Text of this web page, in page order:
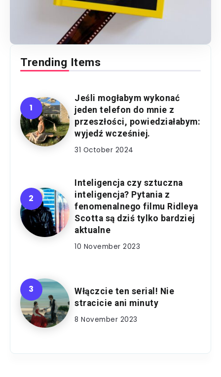
Trending Items
Jeśli mogłabym wykonać
jeden telefon do mnie z
przeszłości, powiedziałabym:
wyjedź wcześniej.
31 October 2024
Inteligencja czy sztuczna
inteligencja? Pytania z
fenomenalnego filmu Ridleya
Scotta są dziś tylko bardziej
aktualne
10 November 2023
Włączcie ten serial! Nie
stracicie ani minuty
8 November 2023